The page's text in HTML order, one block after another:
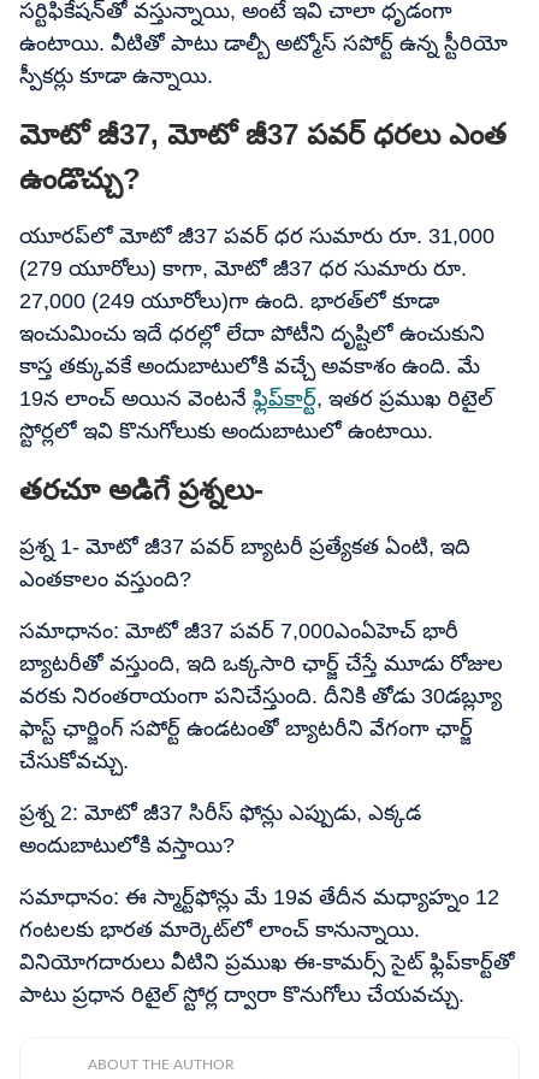
సర్టిఫికేషన్‌తో వస్తున్నాయి, అంటే ఇవి చాలా ధృడంగా
ఉంటాయి. వీటితో పాటు డాల్బీ అట్మోస్ సపోర్ట్ ఉన్న స్టీరియో
స్పీకర్లు కూడా ఉన్నాయి.
మోటో జీ37, మోటో జీ37 పవర్ ధరలు ఎంత
ఉండొచ్చు?
యూరప్‌లో మోటో జీ37 పవర్ ధర సుమారు రూ. 31,000
(279 యూరోలు) కాగా, మోటో జీ37 ధర సుమారు రూ.
27,000 (249 యూరోలు)గా ఉంది. భారత్‌లో కూడా
ఇంచుమించు ఇదే ధరల్లో లేదా పోటీని దృష్టిలో ఉంచుకుని
కాస్త తక్కువకే అందుబాటులోకి వచ్చే అవకాశం ఉంది. మే
19న లాంచ్ అయిన వెంటనే ఫ్లిప్‌కార్ట్, ఇతర ప్రముఖ రిటైల్
స్టోర్లలో ఇవి కొనుగోలుకు అందుబాటులో ఉంటాయి.
తరచూ అడిగే ప్రశ్నలు-
ప్రశ్న 1- మోటో జీ37 పవర్ బ్యాటరీ ప్రత్యేకత ఏంటి, ఇది
ఎంతకాలం వస్తుంది?
సమాధానం: మోటో జీ37 పవర్ 7,000ఎంఏహెచ్ భారీ
బ్యాటరీతో వస్తుంది, ఇది ఒక్కసారి ఛార్జ్ చేస్తే మూడు రోజుల
వరకు నిరంతరాయంగా పనిచేస్తుంది. దీనికి తోడు 30డబ్ల్యూ
ఫాస్ట్ ఛార్జింగ్ సపోర్ట్ ఉండటంతో బ్యాటరీని వేగంగా ఛార్జ్
చేసుకోవచ్చు.
ప్రశ్న 2: మోటో జీ37 సిరీస్ ఫోన్లు ఎప్పుడు, ఎక్కడ
అందుబాటులోకి వస్తాయి?
సమాధానం: ఈ స్మార్ట్‌ఫోన్లు మే 19వ తేదీన మధ్యాహ్నం 12
గంటలకు భారత మార్కెట్​లో లాంచ్ కానున్నాయి.
వినియోగదారులు వీటిని ప్రముఖ ఈ-కామర్స్ సైట్ ఫ్లిప్‌కార్ట్‌తో
పాటు ప్రధాన రిటైల్ స్టోర్ల ద్వారా కొనుగోలు చేయవచ్చు.
ABOUT THE AUTHOR